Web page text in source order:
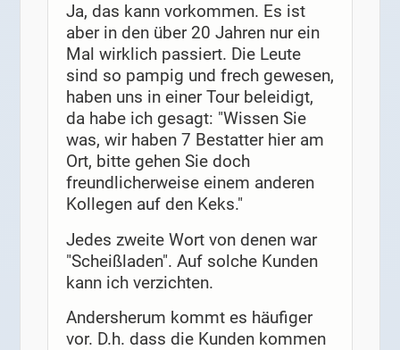
Ja, das kann vorkommen. Es ist
aber in den über 20 Jahren nur ein
Mal wirklich passiert. Die Leute
sind so pampig und frech gewesen,
haben uns in einer Tour beleidigt,
da habe ich gesagt: "Wissen Sie
was, wir haben 7 Bestatter hier am
Ort, bitte gehen Sie doch
freundlicherweise einem anderen
Kollegen auf den Keks."
Jedes zweite Wort von denen war
"Scheißladen". Auf solche Kunden
kann ich verzichten.
Andersherum kommt es häufiger
vor. D.h. dass die Kunden kommen